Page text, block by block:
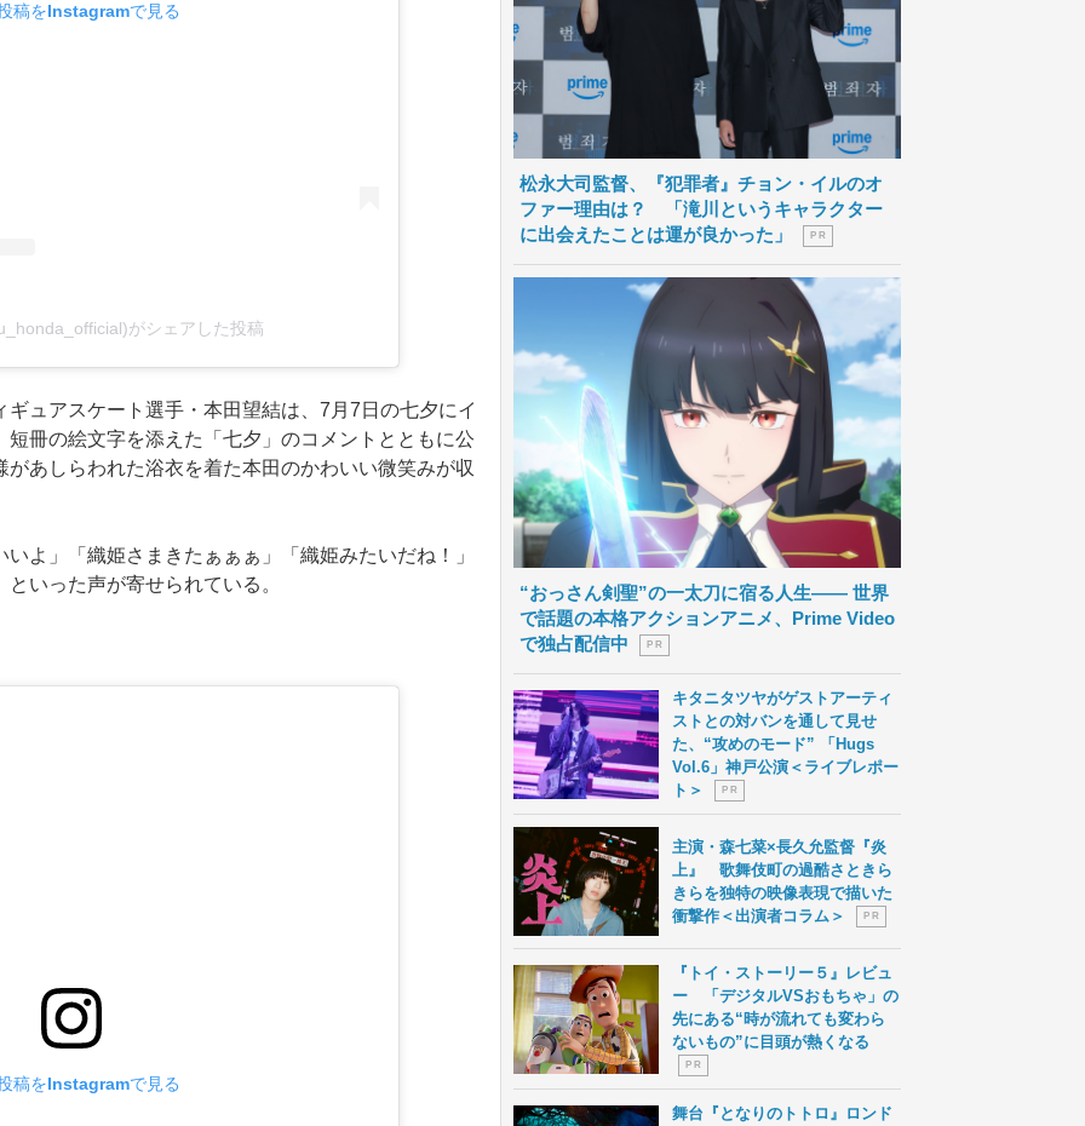
稿をInstagramで見る
がシェアした投稿
ュアスケート選手・本田望結は、7月7日の七夕にイ
冊の絵文字を添えた「七夕」のコメントとともに公
あしらわれた浴衣を着た本田のかわいい微笑みが収
よ」「織姫さまきたぁぁぁ」「織姫みたいだね！」
いった声が寄せられている。
稿をInstagramで見る
松永大司監督、『犯罪者』チョン・イルのオ
ファー理由は？ 「滝川というキャラクター
に出会えたことは運が良かった」
P R
“おっさん剣聖”の一太刀に宿る人生―― 世界
で話題の本格アクションアニメ、Prime Video
で独占配信中
P R
キタニタツヤがゲストアーティ
ストとの対バンを通して見せ
た、“攻めのモード” 「Hugs
Vol.6」神戸公演＜ライブレポー
ト＞
P R
主演・森七菜×長久允監督『炎
上』 歌舞伎町の過酷さときら
きらを独特の映像表現で描いた
衝撃作＜出演者コラム＞
P R
『トイ・ストーリー５』レビュ
ー 「デジタルVSおもちゃ」の
先にある“時が流れても変わら
ないもの”に目頭が熱くなる
P R
舞台『となりのトトロ』ロンド